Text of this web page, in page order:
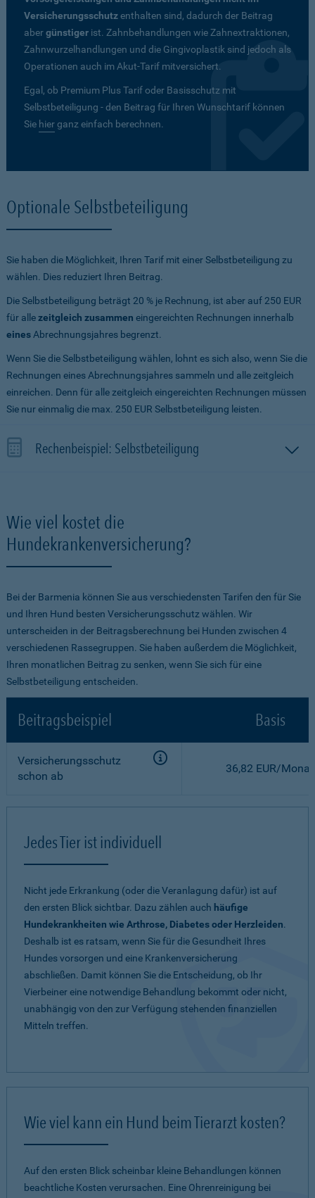
Versicherungsschutzenthalten sind, dadurch der Beitrag
abergünstiger ist. Zahnbehandlungen wie Zahnextraktionen,
Zahnwurzelhandlungen und die Gingivoplastik sind jedoch als
Operationen auch im Akut-Tarif mitversichert.
Egal, ob Premium Plus Tarif oder Basisschutz mit
Selbstbeteiligung - den Beitrag für Ihren Wunschtarif können
Sie hierganz einfach berechnen.
Optionale Selbstbeteiligung
Sie haben die Möglichkeit, Ihren Tarif mit einer Selbstbeteiligung zu
wählen. Dies reduziert Ihren Beitrag.
Die Selbstbeteiligung beträgt 20 % je Rechnung, ist aber auf 250 EUR
für allezeitgleich zusammen eingereichten Rechnungen innerhalb
eines Abrechnungsjahres begrenzt.
Wenn Sie die Selbstbeteiligung wählen, lohnt es sich also, wenn Sie die
Rechnungen eines Abrechnungsjahres sammeln und alle zeitgleich
einreichen. Denn für alle zeitgleich eingereichten Rechnungen müssen
Sie nur einmalig die max. 250 EUR Selbstbeteiligung leisten.
Rechenbeispiel: Selbstbeteiligung
Wie viel kostet die
Hundekrankenversicherung?
Bei der Barmenia können Sie aus verschiedensten Tarifen den für Sie
und Ihren Hund besten Versicherungsschutz wählen. Wir
unterscheiden in der Beitragsberechnung bei Hunden zwischen 4
verschiedenen Rassegruppen. Sie haben außerdem die Möglichkeit,
Ihren monatlichen Beitrag zu senken, wenn Sie sich für eine
Selbstbeteiligung entscheiden.
Beitragsbeispiel Basis
Versicherungsschutz
schon ab
36,82 EUR/Monat
Jedes Tier ist individuell
Nicht jede Erkrankung (oder die Veranlagung dafür) ist auf
den ersten Blick sichtbar. Dazu zählen auch häufige
Hundekrankheiten wie Arthrose, Diabetes oder Herzleiden.
Deshalb ist es ratsam, wenn Sie für die Gesundheit Ihres
Hundes vorsorgen und eine Krankenversicherung
abschließen. Damit können Sie die Entscheidung, ob Ihr
Vierbeiner eine notwendige Behandlung bekommt oder nicht,
unabhängig von den zur Verfügung stehenden finanziellen
Mitteln treffen.
Wie viel kann ein Hund beim Tierarzt kosten?
Auf den ersten Blick scheinbar kleine Behandlungen können
beachtliche Kosten verursachen. Eine Ohrenreinigung bei